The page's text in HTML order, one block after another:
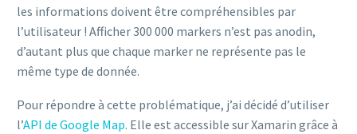
les informations doivent être compréhensibles par
l’utilisateur ! Afficher 300 000 markers n’est pas anodin,
d’autant plus que chaque marker ne représente pas le
même type de donnée.
Pour répondre à cette problématique, j’ai décidé d’utiliser
l’API de Google Map. Elle est accessible sur Xamarin grâce à